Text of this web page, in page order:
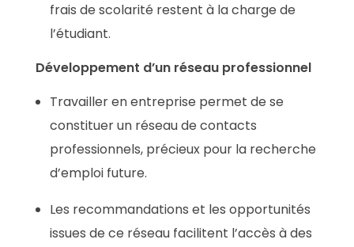
frais de scolarité restent à la charge de
l’étudiant.
Développement d’un réseau professionnel
Travailler en entreprise permet de se
constituer un réseau de contacts
professionnels, précieux pour la recherche
d’emploi future.
Les recommandations et les opportunités
issues de ce réseau facilitent l’accès à des